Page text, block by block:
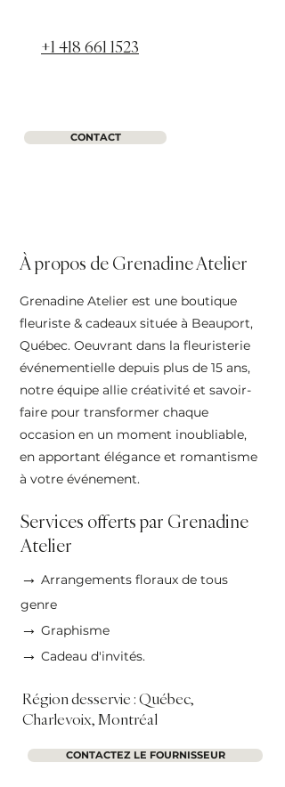
+1 418 661 1523
CONTACT
À propos de Grenadine Atelier
Grenadine Atelier est une boutique
fleuriste & cadeaux située à Beauport,
Québec. Oeuvrant dans la fleuristerie
événementielle depuis plus de 15 ans,
notre équipe allie créativité et savoir-
faire pour transformer chaque
occasion en un moment inoubliable,
en apportant élégance et romantisme
à votre événement.
Services offerts par Grenadine
Atelier
→ Arrangements floraux de tous
genre
→ Graphisme
→ Cadeau d'invités.
Région desservie : Québec,
Charlevoix, Montréal
CONTACTEZ LE FOURNISSEUR